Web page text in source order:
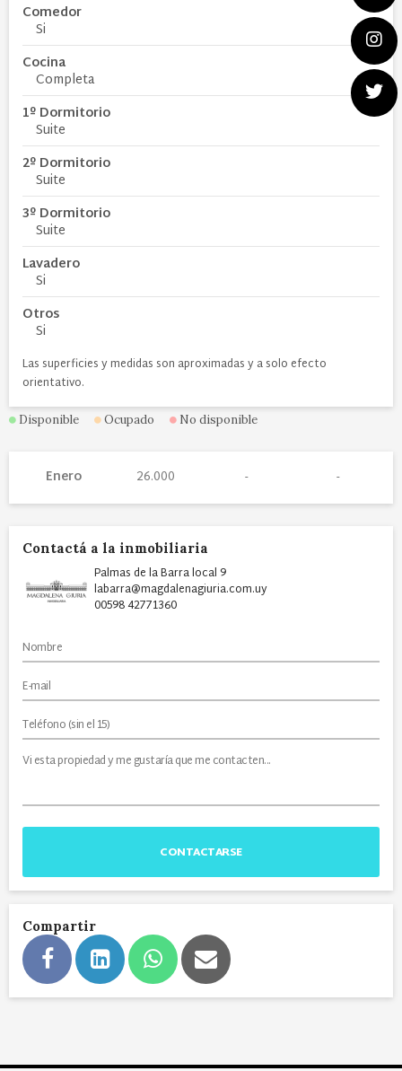
Comedor
Si
Cocina
Completa
1º Dormitorio
Suite
2º Dormitorio
Suite
3º Dormitorio
Suite
Lavadero
Si
Otros
Si
Las superficies y medidas son aproximadas y a solo efecto
orientativo.
Disponible Ocupado No disponible
Enero 26.000
Contactá a la inmobiliaria
Palmas de la Barra local 9
labarra@magdalenagiuria.com.uy
00598 42771360
CONTACTARSE
Compartir